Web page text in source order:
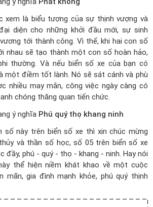
là biểu tượng của sự thịnh vượng và
diện cho những khởi đầu mới, sự sinh
tới thành công. Vì thế, khi hai con số
nhau sẽ tạo thành một con số hoàn hảo,
thường. Và nếu biển số xe của bạn có
một điềm tốt lành. Nó sẽ sát cánh và phù
nhiều may mắn, công việc ngày càng có
chóng thăng quan tiến chức.
ý nghĩa Phú quý thọ khang ninh
số này trên biển số xe thì xin chúc mừng
và thần số học, số 05 trên biển số xe
đầy, phú - quý - thọ - khang - ninh. Hay nói
thể hiện niềm khát khao về một cuộc
mãn, gia đình mạnh khỏe, phú quý thịnh